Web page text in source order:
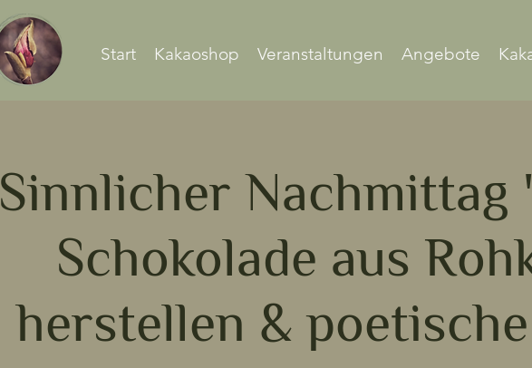
Start Kakaoshop Veranstaltungen Angebote
Sinnlicher Nachmittag
Schokolade aus
herstellen &